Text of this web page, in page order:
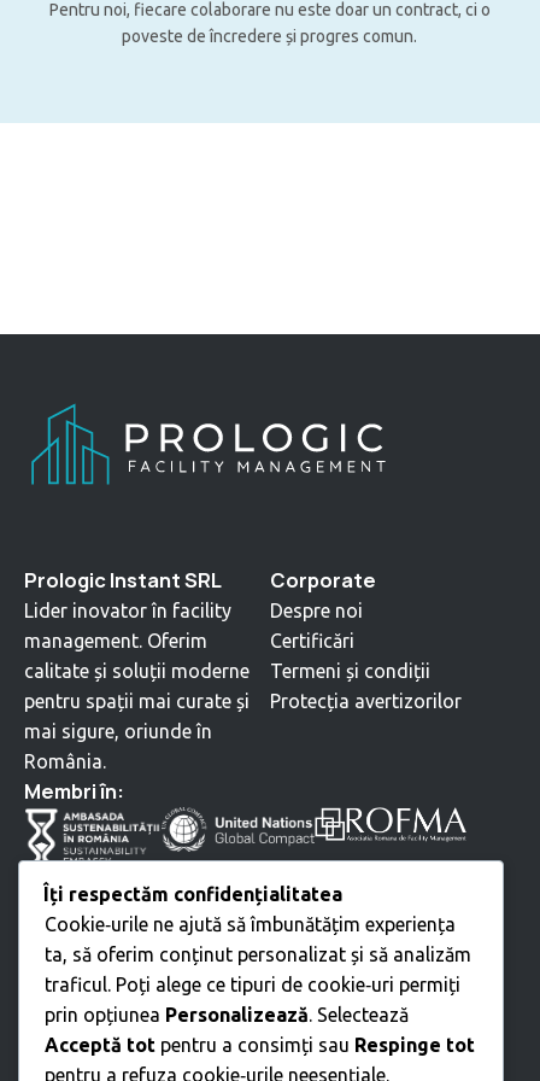
Pentru noi, fiecare colaborare nu este doar un contract, ci o
poveste de încredere și progres comun.
Prologic Instant SRL
Lider inovator în facility
management. Oferim
calitate și soluții moderne
pentru spații mai curate și
mai sigure, oriunde în
România.
Corporate
Despre noi
Certificări
Termeni și condiții
Protecția avertizorilor
⁠Membri în:
Servicii
Curățenie profesională
Servicii Tehnice
Mutări • Relocări
Amenajare spații verzi
Intreținere Exterioară
Servicii suport birouri
Îți respectăm confidențialitatea
Cookie‑urile ne ajută să îmbunătățim experiența
ta, să oferim conținut personalizat și să analizăm
traficul. Poți alege ce tipuri de cookie‑uri permiți
prin opțiunea Personalizează. Selectează
Acceptă tot pentru a consimți sau Respinge tot
pentru a refuza cookie‑urile neesențiale.